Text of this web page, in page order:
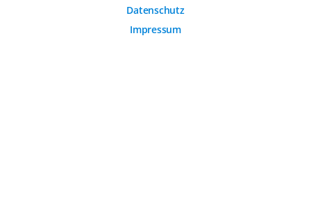
Datenschutz
Impressum
Analytische Cookies werden verwendet, um das